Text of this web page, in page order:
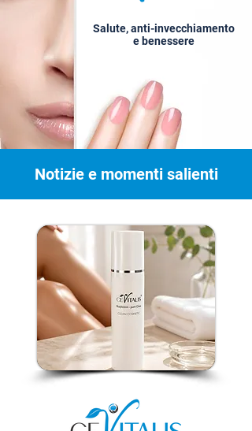
Salute, anti-invecchiamento
e benessere
Notizie e momenti salienti